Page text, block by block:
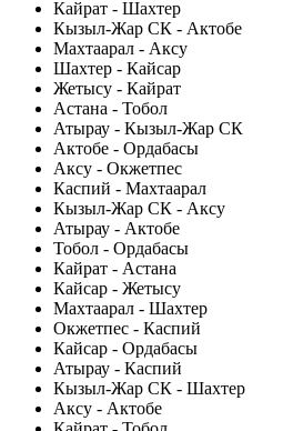
Кайрат - Шахтер
Кызыл-Жар СК - Актобе
Махтаарал - Аксу
Шахтер - Кайсар
Жетысу - Кайрат
Астана - Тобол
Атырау - Кызыл-Жар СК
Актобе - Ордабасы
Аксу - Окжетпес
Каспий - Махтаарал
Кызыл-Жар СК - Аксу
Атырау - Актобе
Тобол - Ордабасы
Кайрат - Астана
Кайсар - Жетысу
Махтаарал - Шахтер
Окжетпес - Каспий
Кайсар - Ордабасы
Атырау - Каспий
Кызыл-Жар СК - Шахтер
Аксу - Актобе